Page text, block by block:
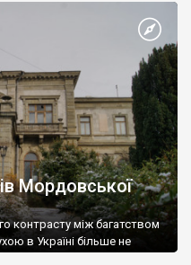
Мордовської
контрасту між багатством
в Україні більше не